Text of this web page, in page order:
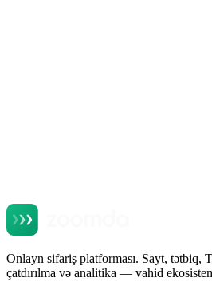
Onlayn sifariş platforması. Sayt, tətbiq,
çatdırılma və analitika — vahid